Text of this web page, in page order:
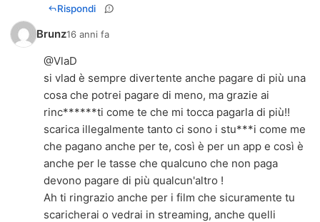
Rispondi
Brunz16 anni fa
@VlaD
si vlad è sempre divertente anche pagare di più una
cosa che potrei pagare di meno, ma grazie ai
rinc******ti come te che mi tocca pagarla di più!!
scarica illegalmente tanto ci sono i stu***i come me
che pagano anche per te, così è per un app e così è
anche per le tasse che qualcuno che non paga
devono pagare di più qualcun'altro !
Ah ti ringrazio anche per i film che sicuramente tu
scaricherai o vedrai in streaming, anche quelli